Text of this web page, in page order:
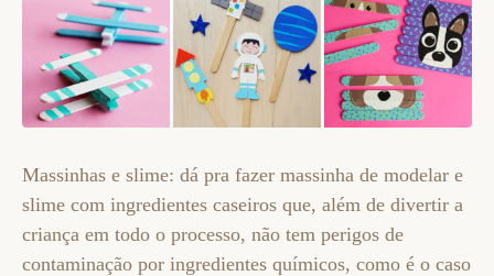
Massinhas e slime: dá pra fazer massinha de modelar e
slime com ingredientes caseiros que, além de divertir a
criança em todo o processo, não tem perigos de
contaminação por ingredientes químicos, como é o caso